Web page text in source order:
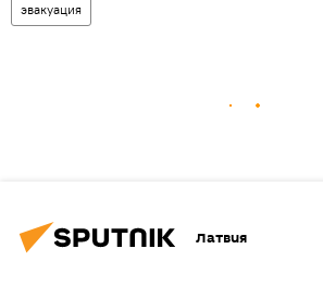
эвакуация
Латвия